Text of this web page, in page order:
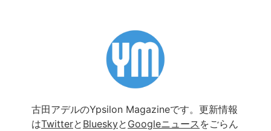
古田アデルのYpsilon Magazineです。更新情報
はTwitterと Blueskyと Googleニュース をごらん